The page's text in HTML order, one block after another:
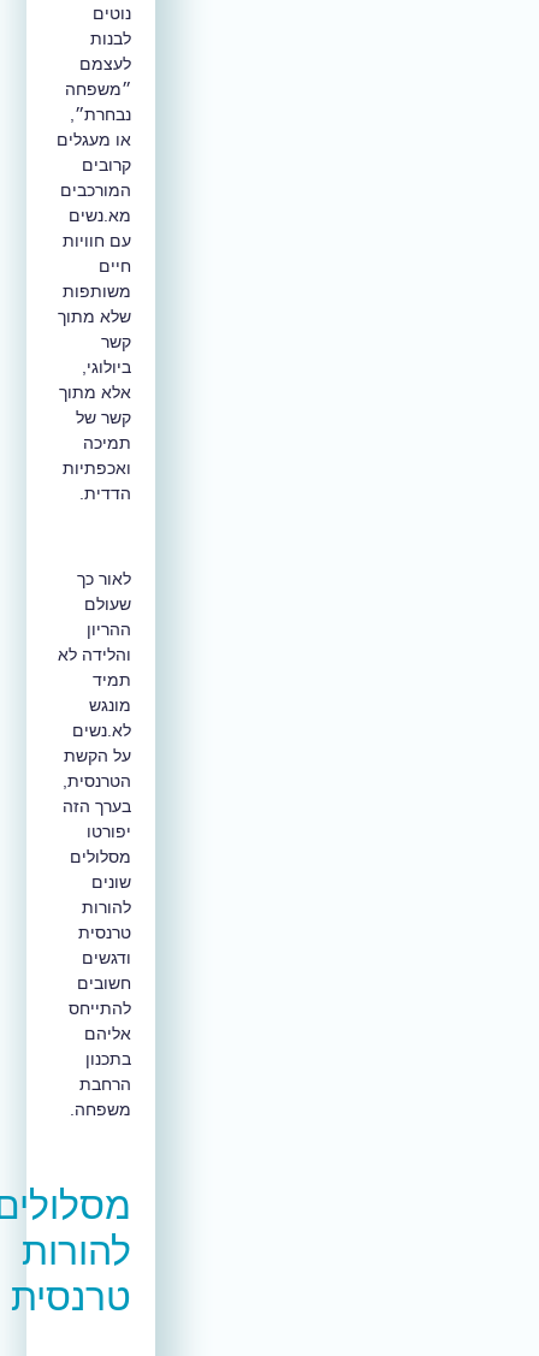
נוטים
לבנות
לעצמם
״משפחה
נבחרת״,
או מעגלים
קרובים
המורכבים
מא.נשים
עם חוויות
חיים
משותפות
שלא מתוך
קשר
ביולוגי,
אלא מתוך
קשר של
תמיכה
ואכפתיות
הדדית.
לאור כך
שעולם
ההריון
והלידה לא
תמיד
מונגש
לא.נשים
על הקשת
הטרנסית,
בערך הזה
יפורטו
מסלולים
שונים
להורות
טרנסית
ודגשים
חשובים
להתייחס
אליהם
בתכנון
הרחבת
משפחה.
מסלולים
להורות
טרנסית